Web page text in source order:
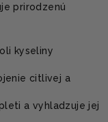
prirodzenú
kyseliny
citlivej a
a vyhladzuje jej